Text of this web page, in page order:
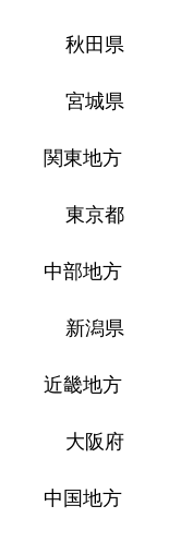
秋田県
宮城県
関東地方
東京都
中部地方
新潟県
近畿地方
大阪府
中国地方